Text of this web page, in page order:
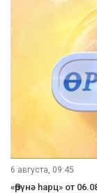
6 августа, 09:45
«Өрүнә һарц» от